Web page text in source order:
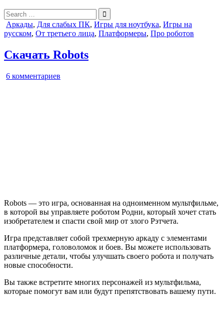
Search
for:
Posted
in
Аркады, Для слабых ПК, Игры для ноутбука, Игры на
русском, От третьего лица, Платформеры, Про роботов
Скачать Robots
6 комментариев
Robots — это игра, основанная на одноименном мультфильме,
в которой вы управляете роботом Родни, который хочет стать
изобретателем и спасти свой мир от злого Рэтчета.
Игра представляет собой трехмерную аркаду с элементами
платформера, головоломок и боев. Вы можете использовать
различные детали, чтобы улучшать своего робота и получать
новые способности.
Вы также встретите многих персонажей из мультфильма,
которые помогут вам или будут препятствовать вашему пути.